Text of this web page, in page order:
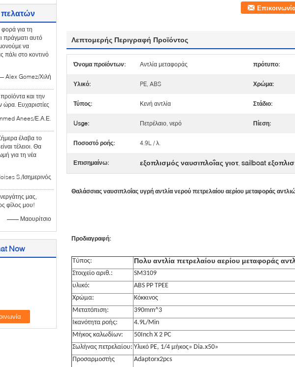
πελατών
για τη
πράγματι αυτό
να
πάλι στο κοντινό
Gomez/Χιλή
και την
ώρα. Ευχαριστίες
Anees/Ε.Α.Ε.
έλαβα το
τέλειοι. Θα
για τη νέα
S./Ισημερινός
μας,
φίλος μου!
—— Μαουρίτσιο
Now
Λεπτομερής Περιγραφή Προϊόντος
Όνομα προϊόντων: Αντλία μεταφοράς πρότυπο:
Υλικό: PE, ABS Χρώμα:
Τύπος: Κενή αντλία Στάδιο:
Usge: Πετρέλαιο, νερό Πίεση:
Ποσοστό ροής: 4.9L / λ.
Επισημαίνω: εξοπλισμός ναυσιπλοΐας γιοτ, sailboat
Θαλάσσιας ναυσιπλοΐας υγρή αντλία νερού πετρελαίου αερίου μεταφοράς
Προδιαγραφή:
Τύπος: Πολυ αντλία πετρελαίου αερίου μεταφοράς
Στοιχείο αριθ.:
SM3109
υλικό:
ABS PP TPEE
Χρώμα:
Κόκκινος
Μετατόπιση:
390mm^3
Ικανότητα ροής:
4.9L/Min
Μήκος καλωδίων:
50Inch Χ 2 PC
Σωλήνας πετρελαίου: Υλικό PE, 1/4 μήκος» Dia.x50»
Προσαρμοστής
Adaptorx2pcs